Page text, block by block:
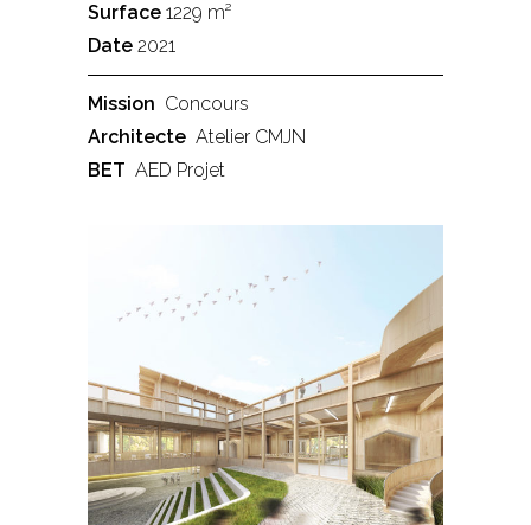
Surface 1229 m²
Date 2021
Mission Concours
Architecte Atelier CMJN
BET AED Projet